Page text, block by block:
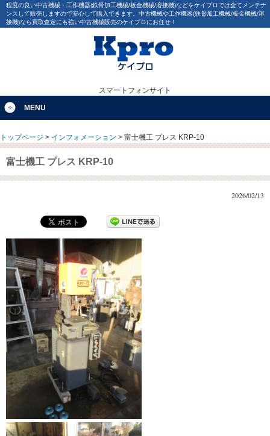
程度の良い中古機械・工作機器(鉄骨加工機械/板金機械/溶接機)などをケイプロでは全てメンテナ
ンスして販売しますので安心して購入できます。中古機械や工作機器(鉄骨加工機械/板金機械/溶
接機)なら買取査定にも強い中古機械販売のケイプロにお任せ！
スマートフォンサイト
MENU
トップページ > インフォメーション > 富士機工 プレス KRP-10
富士機工 プレス KRP-10
2026/02/13